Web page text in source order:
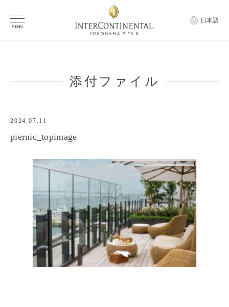
日本語
添付ファイル
2024.07.11
piernic_topimage